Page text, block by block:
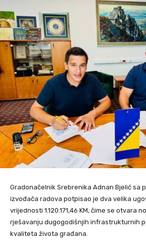
Gradonačelnik Srebrenika Adnan Bjelić sa
izvođača radova potpisao je dva velika
vrijednosti 1.120.171,46 KM, čime se otvara
rješavanju dugogodišnjih infrastrukturnih
kvaliteta života građana.